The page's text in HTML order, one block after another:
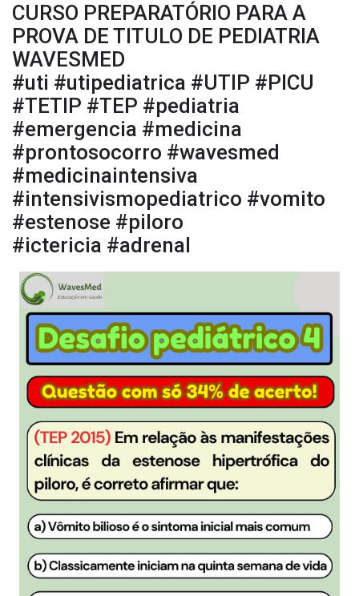
CURSO PREPARATÓRIO PARA A
PROVA DE TITULO DE PEDIATRIA
WAVESMED
#uti #utipediatrica #UTIP #PICU
#TETIP #TEP #pediatria
#emergencia #medicina
#prontosocorro #wavesmed
#medicinaintensiva
#intensivismopediatrico #vomito
#estenose #piloro
#ictericia #adrenal